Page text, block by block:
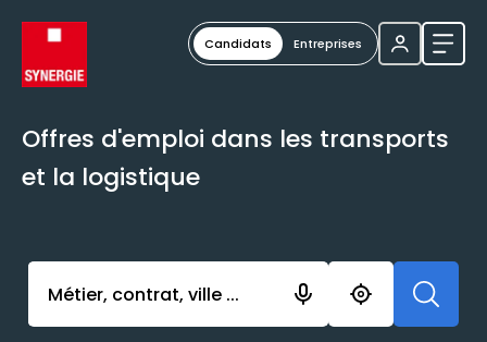
Candidats Entreprises
Offres d'emploi dans les transports
et la logistique
Activer l’élément pour lancer l’enregistrement.